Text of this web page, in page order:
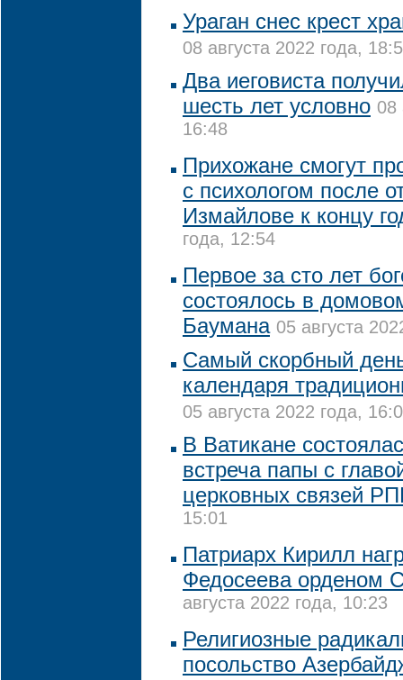
Ураган снес крест
08 августа 2022 года,
Два иеговиста
шесть лет условно 08
16:48
Прихожане смогут
с психологом после
Измайлове к концу
года, 12:54
Первое за сто лет
состоялось в
Баумана 05 августа
Самый скорбный
календаря
05 августа 2022 года,
В Ватикане
встреча папы с
церковных связей
15:01
Патриарх Кирилл
Федосеева орденом
августа 2022 года, 10:23
Религиозные
посольство